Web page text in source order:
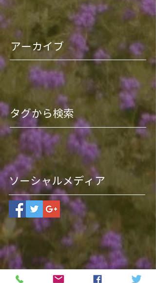
アーカイブ
タグから検索
ソーシャルメディア
関連記事